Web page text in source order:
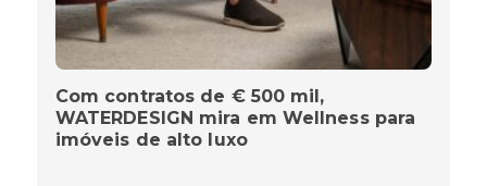
Com contratos de € 500 mil,
WATERDESIGN mira em Wellness para
imóveis de alto luxo